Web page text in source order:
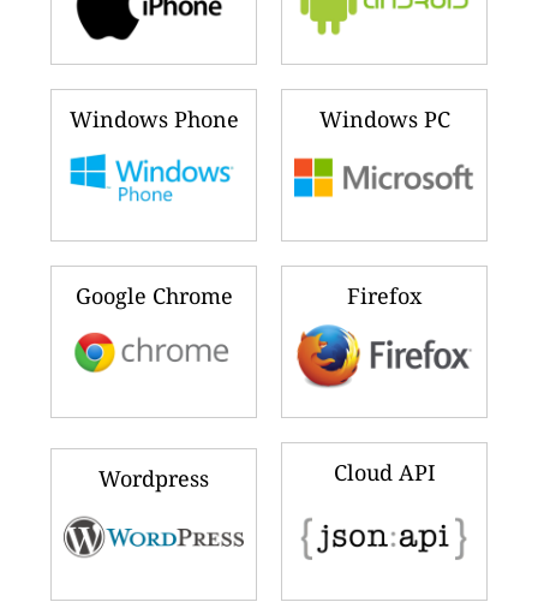
Windows Phone Windows PC
Google Chrome Firefox
Wordpress Cloud API